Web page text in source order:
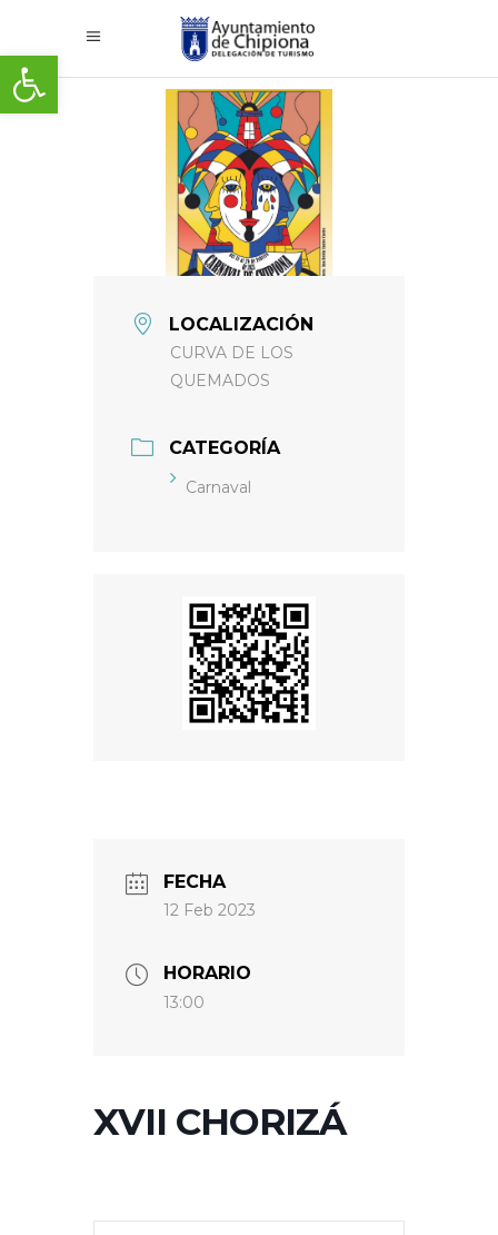
Abrir barra de herramientas
LOCALIZACIÓN
CURVA DE LOS
QUEMADOS
CATEGORÍA
Carnaval
FECHA
12 Feb 2023
HORARIO
13:00
XVII CHORIZÁ